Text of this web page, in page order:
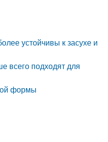
устойчивы к засухе и
всего подходят для
формы